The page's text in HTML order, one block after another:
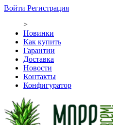
Войти Регистрация
>
Новинки
Как купить
Гарантии
Доставка
Новости
Контакты
Конфигуратор